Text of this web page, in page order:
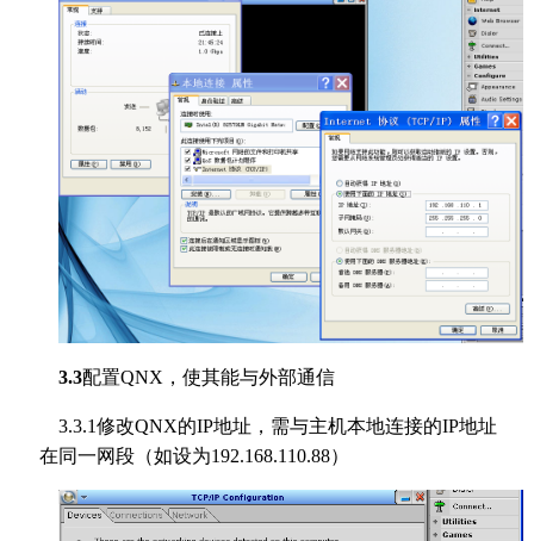
3.3配置QNX，使其能与外部通信
3.3.1修改QNX的IP地址，需与主机本地连接的IP地址
在同一网段（如设为192.168.110.88）